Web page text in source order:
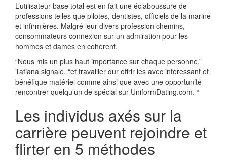
L’utilisateur base total est en fait une éclaboussure de
professions telles que pilotes, dentistes, officiels de la marine
et infirmières. Malgré leur divers profession chemins,
consommateurs connexion sur un admiration pour les
hommes et dames en cohérent.
“Nous mis un plus haut importance sur chaque personne,”
Tatiana signalé, “et travailler dur offrir les avec intéressant et
bénéfique matériel comme ainsi que avec une opportunité
rencontrer quelqu’un de spécial sur UniformDating.com. “
Les individus axés sur la
carrière peuvent rejoindre et
flirter en 5 méthodes